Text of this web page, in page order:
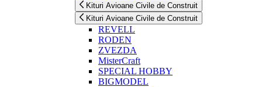
Kituri Avioane Civile de Construit
Kituri Avioane Civile de Construit
REVELL
RODEN
ZVEZDA
MisterCraft
SPECIAL HOBBY
BIGMODEL